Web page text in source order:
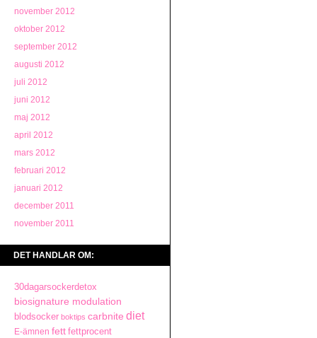
november 2012
oktober 2012
september 2012
augusti 2012
juli 2012
juni 2012
maj 2012
april 2012
mars 2012
februari 2012
januari 2012
december 2011
november 2011
DET HANDLAR OM:
30dagarsockerdetox
biosignature modulation
blodsocker boktips carbnite diet
E-ämnen fett fettprocent